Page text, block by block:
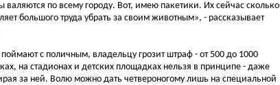
валяются по всему городу. Вот, имею пакетики. Их сейчас сколько
большого труда убрать за своим животным», - рассказывает
с поличным, владельцу грозит штраф - от 500 до 1000
на стадионах и детских площадках нельзя в принципе - даже
за ней. Волю можно дать четвероногому лишь на специальной